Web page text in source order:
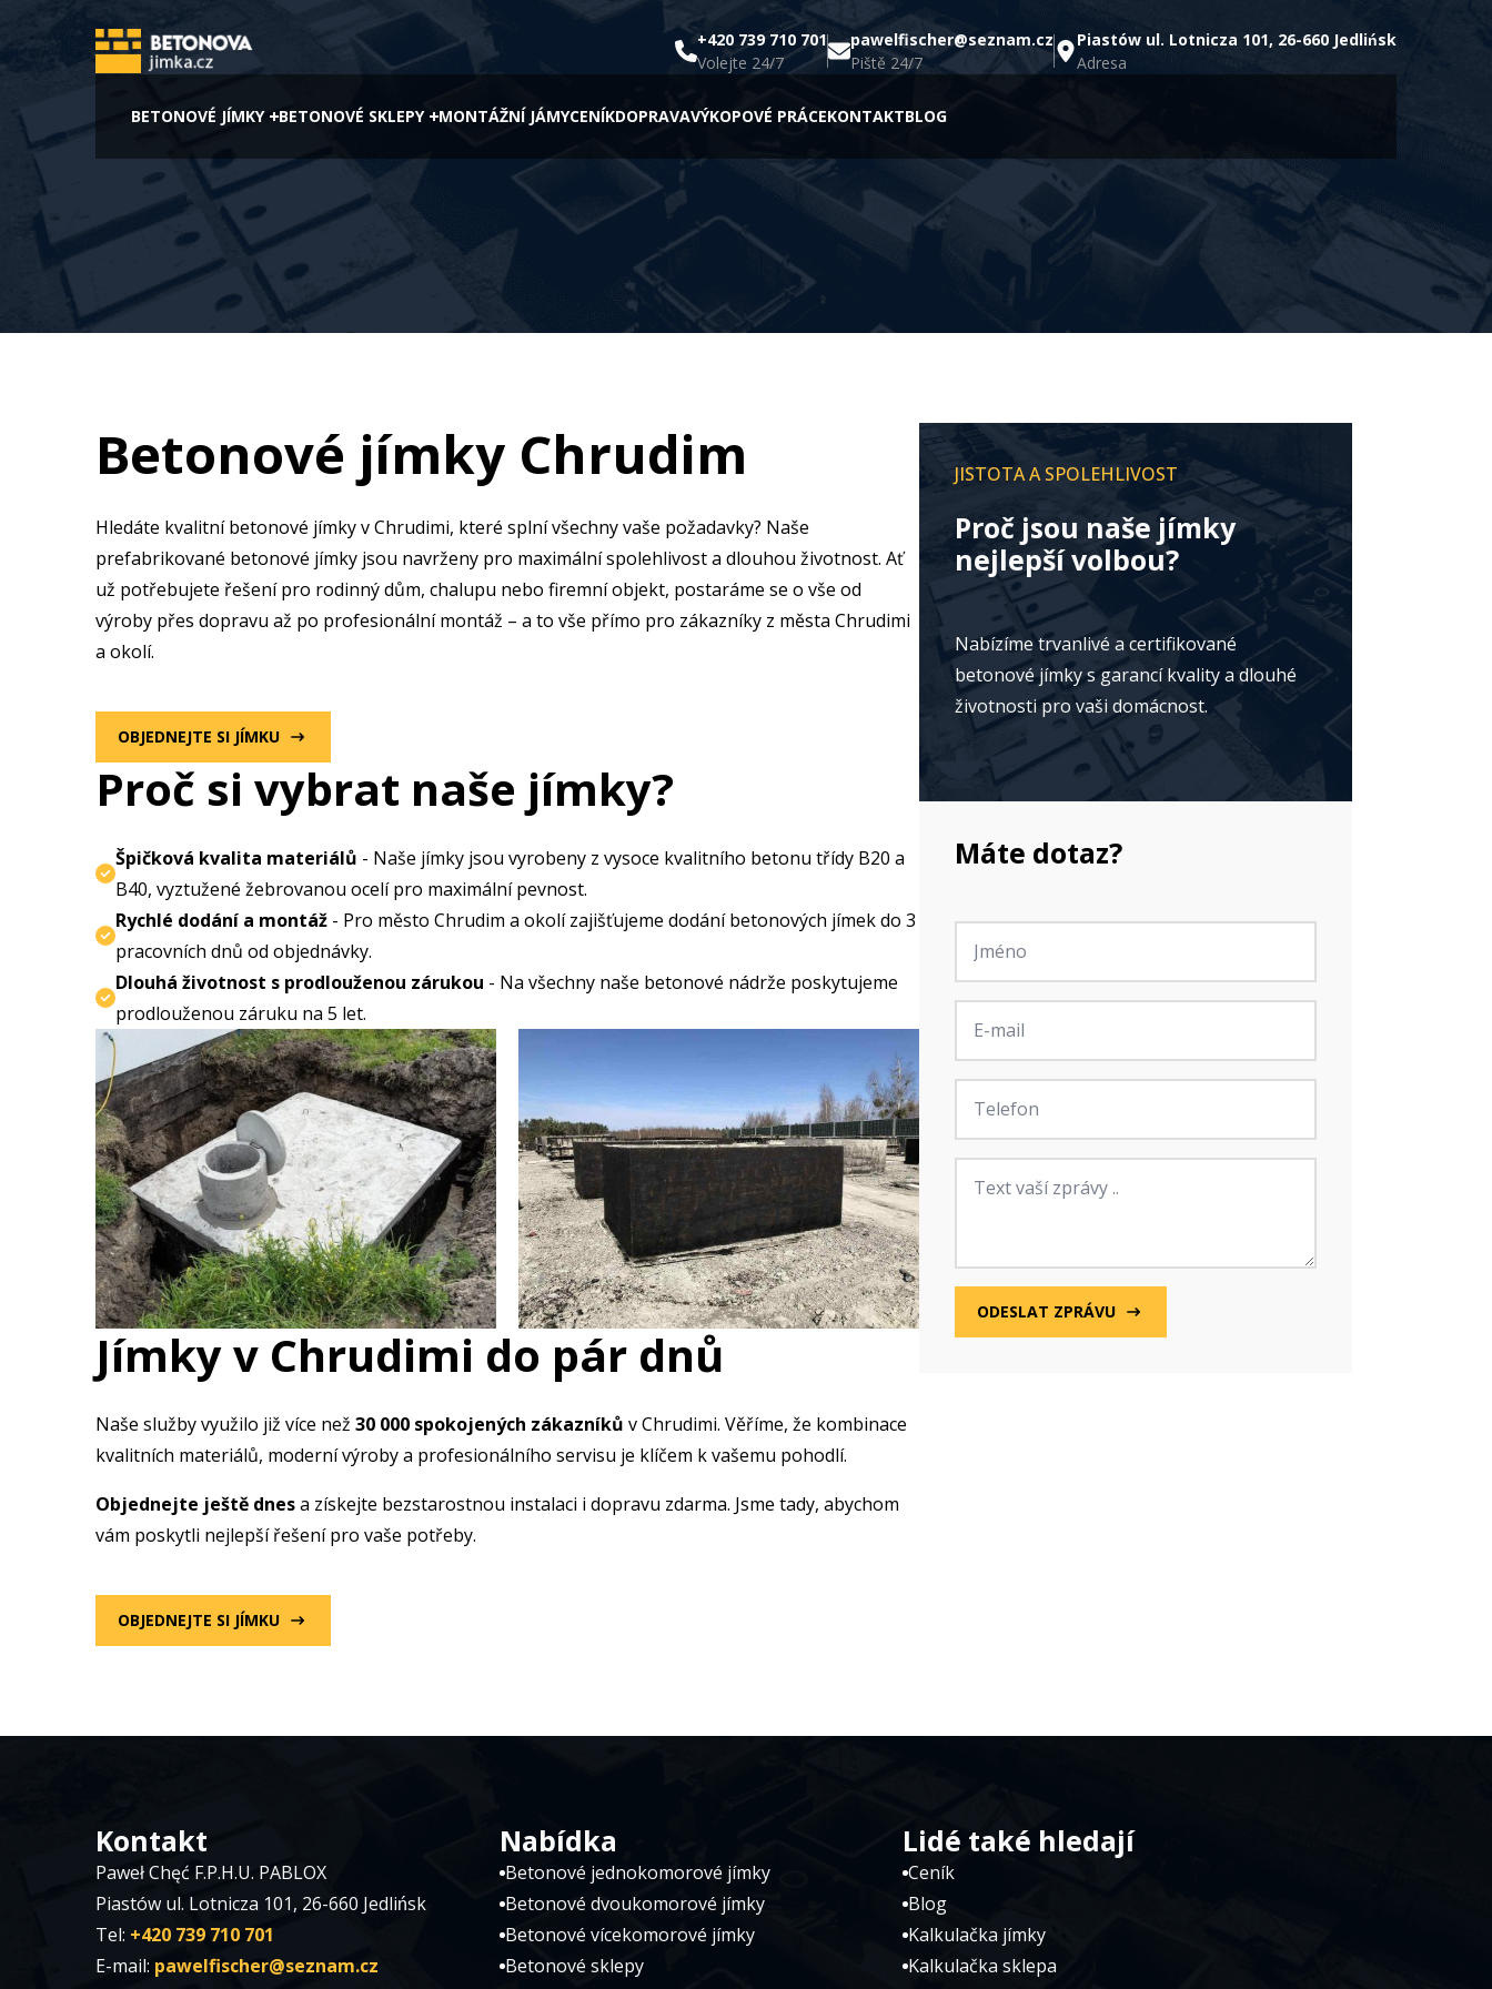
+420 739 710 701
Volejte 24/7
pawelfischer@seznam.cz
Piště 24/7
Piastów ul. Lotnicza 101, 26-660 Jedlińsk
Adresa
BETONOVÉ JÍMKY BETONOVÉ SKLEPY MONTÁŽNÍ JÁMYCENÍKDOPRAVAVÝKOPOVÉ PRÁCEKONTAKTBLOG
Betonové jímky Chrudim
Hledáte kvalitní betonové jímky v Chrudimi, které splní všechny vaše požadavky? Naše
prefabrikované betonové jímky jsou navrženy pro maximální spolehlivost a dlouhou životnost. Ať
už potřebujete řešení pro rodinný dům, chalupu nebo firemní objekt, postaráme se o vše od
výroby přes dopravu až po profesionální montáž – a to vše přímo pro zákazníky z města Chrudimi
a okolí.
OBJEDNEJTE SI JÍMKU
Proč si vybrat naše jímky?
Špičková kvalita materiálů - Naše jímky jsou vyrobeny z vysoce kvalitního betonu třídy B20 a
B40, vyztužené žebrovanou ocelí pro maximální pevnost.
Rychlé dodání a montáž - Pro město Chrudim a okolí zajišťujeme dodání betonových jímek do 3
pracovních dnů od objednávky.
Dlouhá životnost s prodlouženou zárukou - Na všechny naše betonové nádrže poskytujeme
prodlouženou záruku na 5 let.
Jímky v Chrudimi do pár dnů
Naše služby využilo již více než 30 000 spokojených zákazníků v Chrudimi. Věříme, že kombinace
kvalitních materiálů, moderní výroby a profesionálního servisu je klíčem k vašemu pohodlí.
Objednejte ještě dnesa získejte bezstarostnou instalaci i dopravu zdarma. Jsme tady, abychom
vám poskytli nejlepší řešení pro vaše potřeby.
OBJEDNEJTE SI JÍMKU
JISTOTA A SPOLEHLIVOST
Proč jsou naše jímky
nejlepší volbou?
Nabízíme trvanlivé a certifikované
betonové jímky s garancí kvality a dlouhé
životnosti pro vaši domácnost.
Máte dotaz?
Jméno
E-
mail
Telefon
Zpráva
ODESLAT ZPRÁVU
Kontakt
Paweł Chęć F.P.H.U. PABLOX
Piastów ul. Lotnicza 101, 26-660 Jedlińsk
Tel: +420 739 710 701
E-mail: pawelfischer@seznam.cz
Nabídka
Betonové jednokomorové jímky
Betonové dvoukomorové jímky
Betonové vícekomorové jímky
Betonové sklepy
Lidé také hledají
Ceník
Blog
Kalkulačka jímky
Kalkulačka sklepa